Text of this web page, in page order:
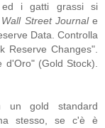
ed i gatti grassi si
Wall Street Journale
Data. Controlla
Reserve Changes".
d'Oro" (Gold Stock).
un gold standard
stesso, se c'è è